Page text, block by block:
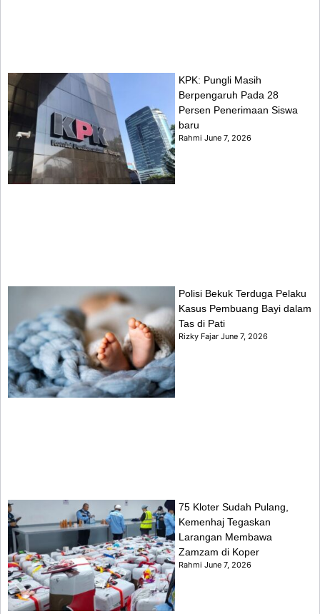
KPK: Pungli Masih
Berpengaruh Pada 28
Persen Penerimaan Siswa
baru
RahmiJune 7, 2026
Polisi Bekuk Terduga Pelaku
Kasus Pembuang Bayi dalam
Tas di Pati
Rizky FajarJune 7, 2026
75 Kloter Sudah Pulang,
Kemenhaj Tegaskan
Larangan Membawa
Zamzam di Koper
RahmiJune 7, 2026